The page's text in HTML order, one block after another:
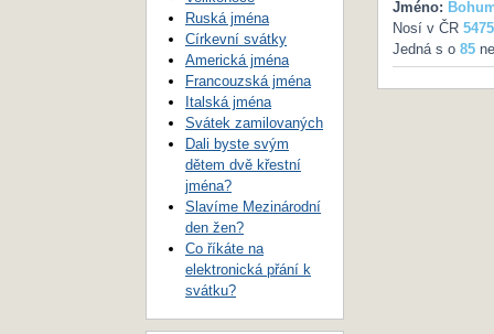
Jméno:
Nosí v ČR 5475
Jedná s o 85
Ruská jména
Církevní svátky
Americká jména
Francouzská jména
Italská jména
Svátek zamilovaných
Dali byste svým
dětem dvě křestní
jména?
Slavíme Mezinárodní
den žen?
Co říkáte na
elektronická přání k
svátku?